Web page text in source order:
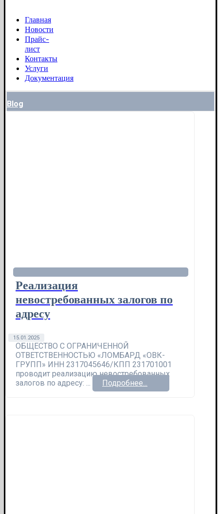
Главная
Новости
Прайс-
лист
Контакты
Услуги
Документация
Blog
Реализация
невостребованных залогов по
адресу
15.01.2025
ОБЩЕСТВО С ОГРАНИЧЕННОЙ
ОТВЕТСТВЕННОСТЬЮ «ЛОМБАРД «ОВК-
ГРУПП» ИНН 2317045646/КПП 231701001
проводит реализацию невостребованных
залогов по адресу: ...
Подробнее...